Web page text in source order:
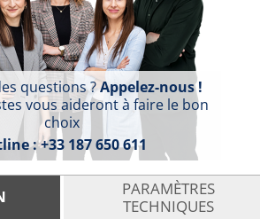
questions ?Appelez-nous !
vous aideront à faire le bon
choix
:+33 187 650 611
PARAMÈTRES
TECHNIQUES